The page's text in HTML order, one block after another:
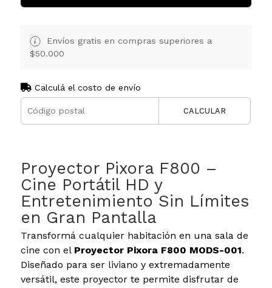
Envíos gratis en compras superiores a
$50.000
Calculá el costo de envío
CALCULAR
Proyector Pixora F800 –
Cine Portátil HD y
Entretenimiento Sin Límites
en Gran Pantalla
Transformá cualquier habitación en una sala de
cine con el Proyector Pixora F800 MODS-001.
Diseñado para ser liviano y extremadamente
versátil, este proyector te permite disfrutar de